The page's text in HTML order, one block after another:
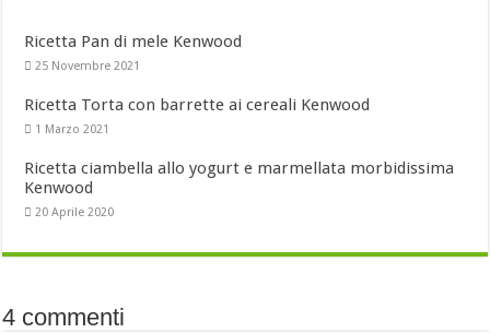
Ricetta Pan di mele Kenwood
25 Novembre 2021
Ricetta Torta con barrette ai cereali Kenwood
1 Marzo 2021
Ricetta ciambella allo yogurt e marmellata morbidissima
Kenwood
20 Aprile 2020
4 commenti